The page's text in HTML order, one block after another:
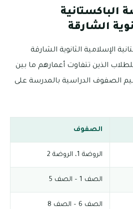
الشارقة
الإسلامية الثانوية الشارقة
الذين تتفاوت أعمارهم ما بين
الصفوف الدراسية بالمدرسة على
الصفوف
الروضة 1، الروضة 2
الصف 1 – الصف 5
الصف 6 – الصف 8